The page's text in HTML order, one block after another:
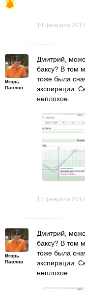
14 февраля 2017
Игорь
Павлов
Дмитрий,
баксу? В том
тоже была
экспирации.
неплохое.
17 февраля 2017
Игорь
Павлов
Дмитрий,
баксу? В том
тоже была
экспирации.
неплохое.